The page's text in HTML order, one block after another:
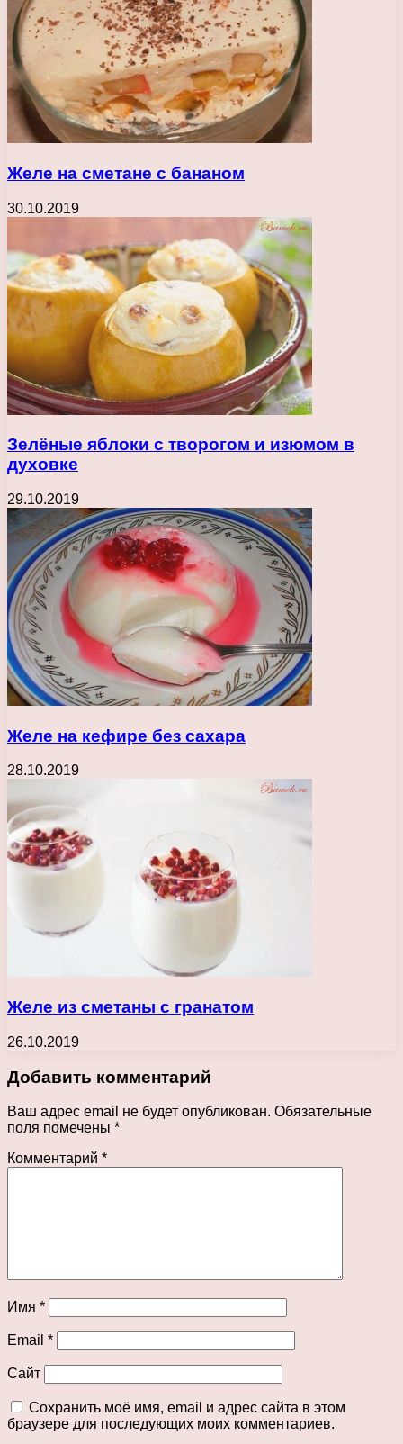
Желе на сметане с бананом
30.10.2019
Зелёные яблоки с творогом и изюмом в
духовке
29.10.2019
Желе на кефире без сахара
28.10.2019
Желе из сметаны с гранатом
26.10.2019
Добавить комментарий
Ваш адрес email не будет опубликован. Обязательные
поля помечены *
Комментарий *
Имя *
Email *
Сайт
Сохранить моё имя, email и адрес сайта в этом
браузере для последующих моих комментариев.